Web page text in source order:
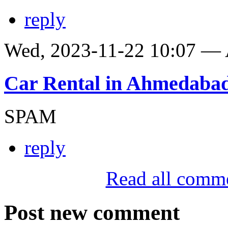
reply
Wed, 2023-11-22 10:07 —
Car Rental in
SPAM
reply
Read all
Post new comment